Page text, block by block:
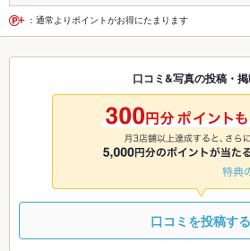
◎ ◎ ◎ ◎
8/30 8/31 9/1
◎
9/2
◎
9/8
◎
9/9
◎
：通常よりポイントがお得にたまります
口コミ&写真の投稿・
口コミを投稿する